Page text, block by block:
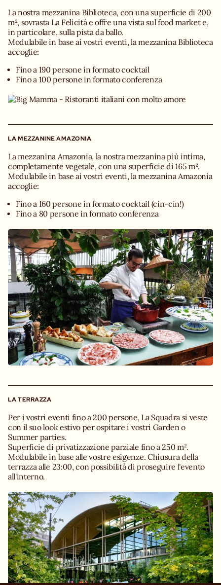
La nostra mezzanina Biblioteca, con una superficie di 200
m², sovrasta La Felicità e offre una vista sul food market e,
in particolare, sulla pista da ballo.
Modulabile in base ai vostri eventi, la mezzanina Biblioteca
accoglie:
Fino a 190 persone in formato cocktail
Fino a 100 persone in formato conferenza
LA MEZZANINE AMAZONIA
La mezzanina Amazonia, la nostra mezzanina più intima,
completamente vegetale, con una superficie di 165 m².
Modulabile in base ai vostri eventi, la mezzanina Amazonia
accoglie:
Fino a 160 persone in formato cocktail (cin-cin!)
Fino a 80 persone in formato conferenza
LA TERRAZZA
Per i vostri eventi fino a 200 persone, La Squadra si veste
con il suo look estivo per ospitare i vostri Garden o
Summer parties.
Superficie di privatizzazione parziale fino a 250 m².
Modulabile in base alle vostre esigenze. Chiusura della
terrazza alle 23:00, con possibilità di proseguire l'evento
all'interno.